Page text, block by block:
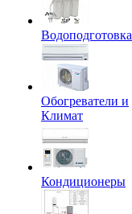
Водоподготовка
Обогреватели и
Климат
Кондиционеры